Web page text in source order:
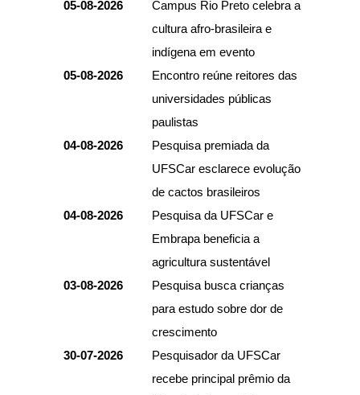
05-08-2026
Campus Rio Preto celebra a
cultura afro-brasileira e
indígena em evento
05-08-2026
Encontro reúne reitores das
universidades públicas
paulistas
04-08-2026
Pesquisa premiada da
UFSCar esclarece evolução
de cactos brasileiros
04-08-2026
Pesquisa da UFSCar e
Embrapa beneficia a
agricultura sustentável
03-08-2026
Pesquisa busca crianças
para estudo sobre dor de
crescimento
30-07-2026
Pesquisador da UFSCar
recebe principal prêmio da